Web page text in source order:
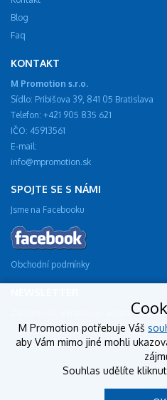
Blog
Faq
KONTAKT
M Promotion s.r.o.
Sídlo: Pribišova 39, 841 05 Bratislava
Telefon: +421 905 835 621
IČO: 45913561
E-mail:
info@mpromotion.sk
SPOJTE SE S NÁMI
Jsme na Facebooku
Obchodní podmínky
Zadejte vaši e-mailovou adresu a
M Promotion potřebuje Váš
aby Vám mimo jiné mohli
Souhlas udělíte